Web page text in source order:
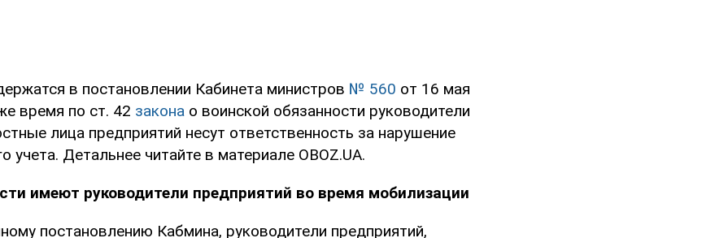
в постановлении Кабинета министров № 560 от 16 мая
время по ст. 42 закона о воинской обязанности руководители
лица предприятий несут ответственность за нарушение
учета. Детальнее читайте в материале OBOZ.UA.
имеют руководители предприятий во время мобилизации
постановлению Кабмина, руководители предприятий,